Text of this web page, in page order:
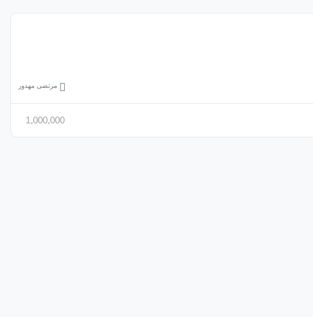
مرتضی مهدور
1,000,000